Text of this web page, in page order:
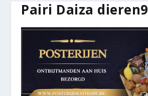
Pairi Daiza dieren9